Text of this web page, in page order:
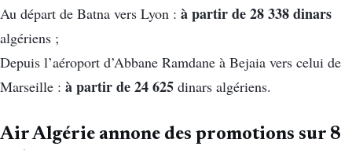
Au départ de Batna vers Lyon : à partir de 28 338 dinars
algériens ;
Depuis l’aéroport d’Abbane Ramdane à Bejaia vers celui de
Marseille : à partir de 24 625 dinars algériens.
Air Algérie annone des promotions sur 8